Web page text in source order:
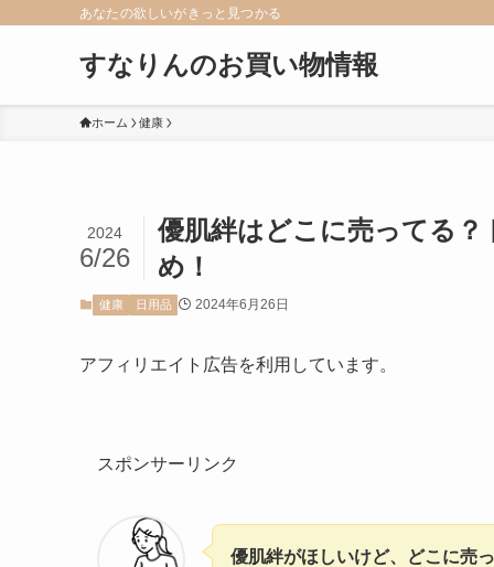
あなたの欲しいがきっと見つかる
すなりんのお買い物情報
ホーム 健康
優肌絆はどこに売ってる
め！
2024
6/26
健康 日用品 2024年6月26日
アフィリエイト広告を利用しています。
スポンサーリンク
優肌絆がほしいけど、どこに売